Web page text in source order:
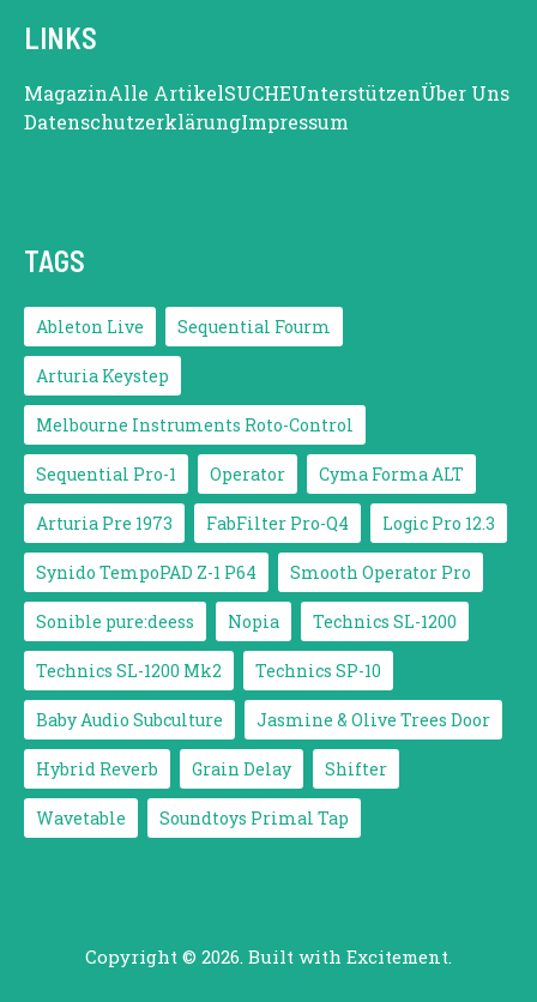
LINKS
MagazinAlle ArtikelSUCHEUnterstützenÜber Uns
DatenschutzerklärungImpressum
TAGS
Ableton Live Sequential Fourm
Arturia Keystep
Melbourne Instruments Roto-Control
Sequential Pro-1 Operator Cyma Forma ALT
Arturia Pre 1973 FabFilter Pro-Q4 Logic Pro 12.3
Synido TempoPAD Z-1 P64 Smooth Operator Pro
Sonible pure:deess Nopia Technics SL-1200
Technics SL-1200 Mk2 Technics SP-10
Baby Audio Subculture Jasmine & Olive Trees Door
Hybrid Reverb Grain Delay Shifter
Wavetable Soundtoys Primal Tap
Copyright © 2026. Built with Excitement.